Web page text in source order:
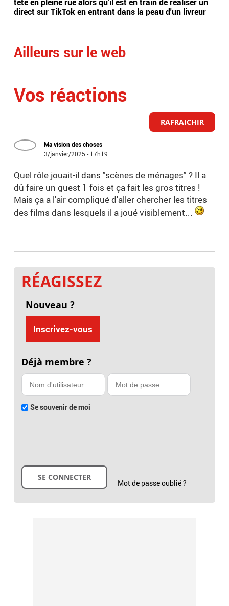
direct sur TikTok en entrant dans la peau d'un livreur
Ailleurs sur le web
Vos réactions
RAFRAICHIR
Ma vision des choses
3/janvier/2025 - 17h19
Quel rôle jouait-il dans "scènes de ménages" ? Il a
dû faire un guest 1 fois et ça fait les gros titres !
Mais ça a l'air compliqué d'aller chercher les titres
des films dans lesquels il a joué visiblement...
RÉAGISSEZ
Nouveau ?
Inscrivez-vous
Déjà membre ?
Se souvenir de moi
Mot de passe oublié ?